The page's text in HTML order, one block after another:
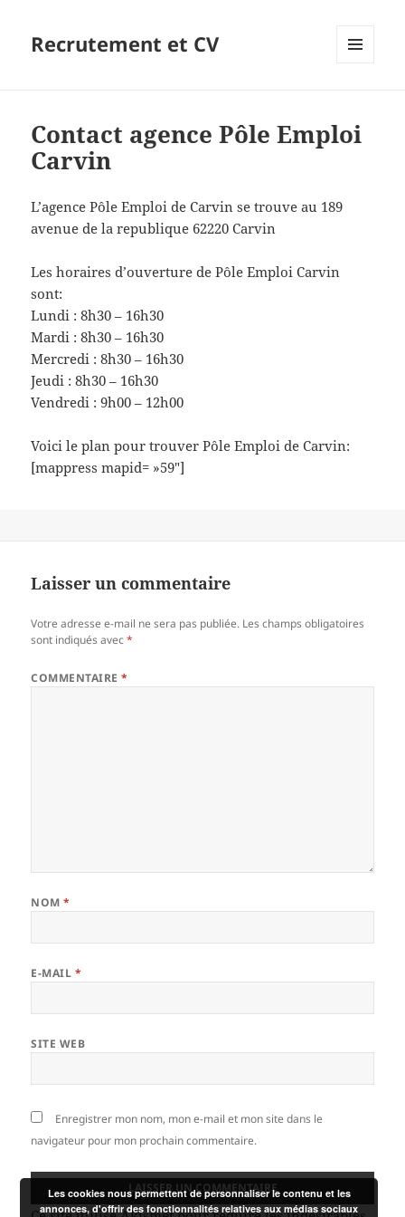
Recrutement et CV
Contact agence Pôle Emploi
Carvin
L’agence Pôle Emploi de Carvin se trouve au 189
avenue de la republique 62220 Carvin
Les horaires d’ouverture de Pôle Emploi Carvin
sont:
Lundi : 8h30 – 16h30
Mardi : 8h30 – 16h30
Mercredi : 8h30 – 16h30
Jeudi : 8h30 – 16h30
Vendredi : 9h00 – 12h00
Voici le plan pour trouver Pôle Emploi de Carvin:
[mappress mapid= »59″]
Laisser un commentaire
Votre adresse e-mail ne sera pas publiée. Les champs obligatoires
sont indiqués avec*
COMMENTAIRE*
NOM*
E-MAIL *
SITE WEB
Enregistrer mon nom, mon e-mail et mon site dans le
navigateur pour mon prochain commentaire.
Les cookies nous permettent de personnaliser le contenu et les
annonces, d'offrir des fonctionnalités relatives aux médias sociaux